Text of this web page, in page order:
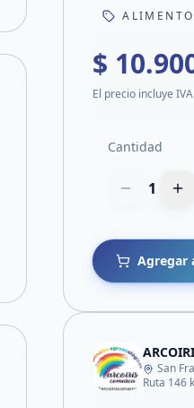
$
El precio incluye
Cantidad
1
Agregar
San
Ruta 146